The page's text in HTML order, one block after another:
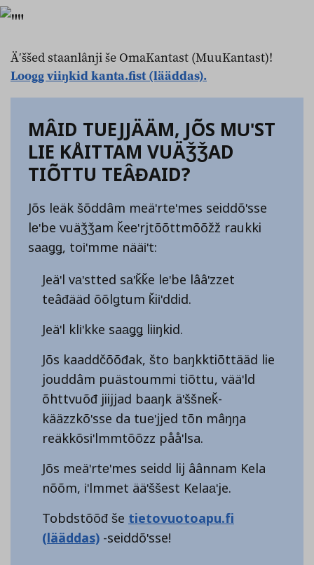
Äʹššed staanlânji še OmaKantast (MuuKantast)!
Looǥǥ viiŋkid kanta.fist (lääddas).
MÂID TUEJJÄÄM, JÕS MUʹST
LIE KÅITTAM VUÄǮǮAD
TIÕTTU TEÂĐAID?
Jõs leäk šõddâm meäʹrteʹmes seiddõʹsse
leʹbe vuäǯǯam ǩeeʹrjtõõttmõõžž raukki
saaǥǥ, toiʹmme nääiʹt:
Jeäʹl vaʹstted saʹǩǩe leʹbe lââʹzzet
teâđääd õõlǥtum ǩiiʹddid.
Jeäʹl kliʹkke saaǥǥ liiŋkid.
Jõs kaaddčõõđak, što baŋkktiõttääd lie
jouddâm puästoummi tiõttu, vääʹld
õhttvuõđ jiijjad baaŋk äʹššneǩ-
kääzzkõʹsse da tueʹjjed tõn mâŋŋa
reäkkõsiʹlmmtõõzz pååʹlsa.
Jõs meäʹrteʹmes seidd lij âânnam Kela
nõõm, iʹlmmet ääʹššest Kelaaʹje.
Tobdstõõđ še tietovuotoapu.fi
(lääddas) -seiddõʹsse!